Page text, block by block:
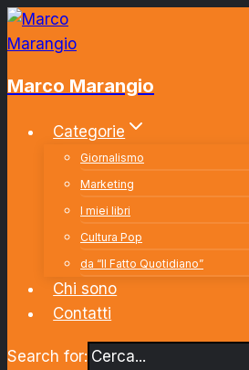
Salta
al
Marco Marangio
Categorie
Giornalismo
Marketing
I miei libri
Cultura Pop
da “Il Fatto Quotidiano”
Chi sono
Contatti
Search for: